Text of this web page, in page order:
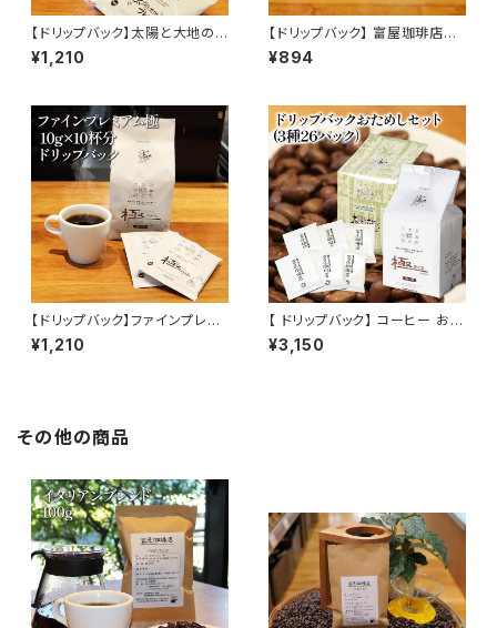
【ドリップバック】太陽と大地のブ
レンド 10g × 10杯 メキシコ 中
米産 ドリップ 簡単 富屋珈琲店
¥1,210
【ドリップバック】 富屋珈琲店オ
リジナル ( 10g×6杯分 ) ブレン
ド 通販 富屋珈琲店
¥894
【ドリップバック】ファインプレミ
アム極 10g×10杯分 甘く華やか
な香りとコク トミヤコーヒー 通
¥1,210
【 ドリップバック】 コーヒー おた
めし セット 3種 26パック お試
し セット 飲み比べ コーヒー ト
¥3,150
その他の商品